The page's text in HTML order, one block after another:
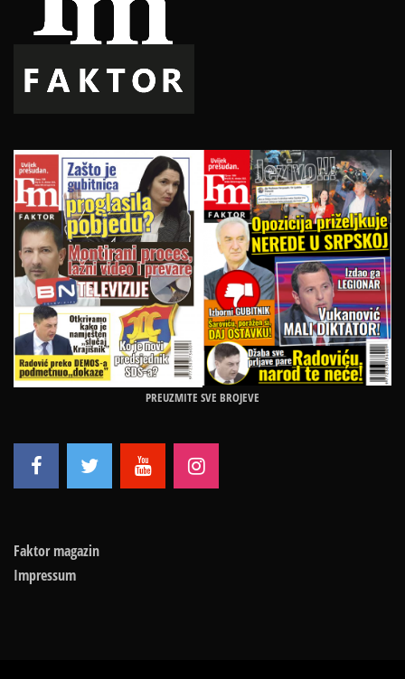
PREUZMITE SVE BROJEVE
Faktor magazin
Impressum